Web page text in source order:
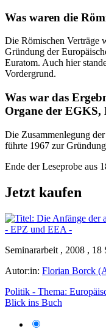
Was waren die
Die Römischen Verträge
Gründung der
Euratom. Auch hier
Vordergrund.
Was war das
Organe der
Die Zusammenlegung
führte 1967 zur
Ende der Leseprobe aus
Jetzt kaufen
Seminararbeit , 2008 , 18
Autor:in: Florian Borck
Politik - Thema:
Blick ins Buch